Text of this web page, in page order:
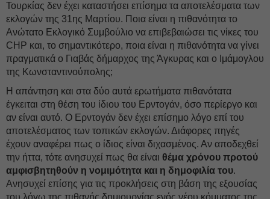
Τουρκίας δεν έχει καταστήσει επίσημα τα αποτελέσματα των
εκλογών της 31ης Μαρτίου. Ποια είναι η πιθανότητα το
Ανώτατο Εκλογικό Συμβούλιο να επιβεβαιώσει τις νίκες του
CHP και, το σημαντικότερο, ποια είναι η πιθανότητα να γίνει
πραγματικά ο Γιαβάς δήμαρχος της Άγκυρας και ο Ιμάμογλου
της Κωνσταντινούπολης;
Η απάντηση και στα δύο αυτά ερωτήματα πιθανότατα
έγκειται στη θέση του ίδιου του Ερντογάν, όσο περίεργο και
αν είναι αυτό. Ο Ερντογάν δεν έχει επίσημο λόγο επί του
αποτελέσματος των τοπικών εκλογών. Διάφορες πηγές
έχουν αναφέρει πως ο ίδιος είναι διχασμένος. Αν αποδεχθεί
την ήττα, τότε ανησυχεί πως θα είναι θέμα χρόνου προτού
αμφισβητηθούν η νομιμότητα και η δημοφιλία του.
Ανησυχεί επίσης για τις προκλήσεις στη βάση της εξουσίας
του λόγω της πιθανής δημιουργίας ενός νέου κόμματος της